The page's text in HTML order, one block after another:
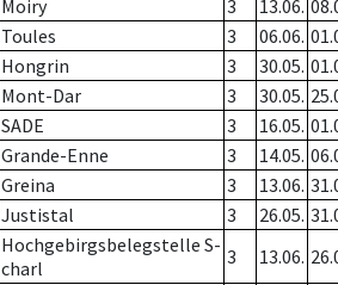
Moiry 3 13.06.
Toules 3 06.06.
Hongrin 3 30.05.
Mont-Dar 3 30.05.
SADE 3 16.05.
Grande-Enne 3 14.05.
Greina 3 13.06.
Justistal 3 26.05.
Hochgebirgsbelegstelle S-
charl
3 13.06.